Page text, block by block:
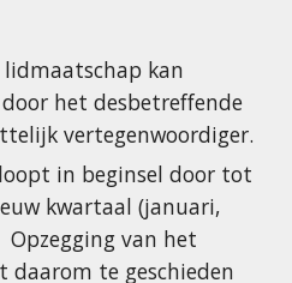
kan
het desbetreffende
vertegenwoordiger.
in beginsel door tot
kwartaal (januari,
van het
te geschieden